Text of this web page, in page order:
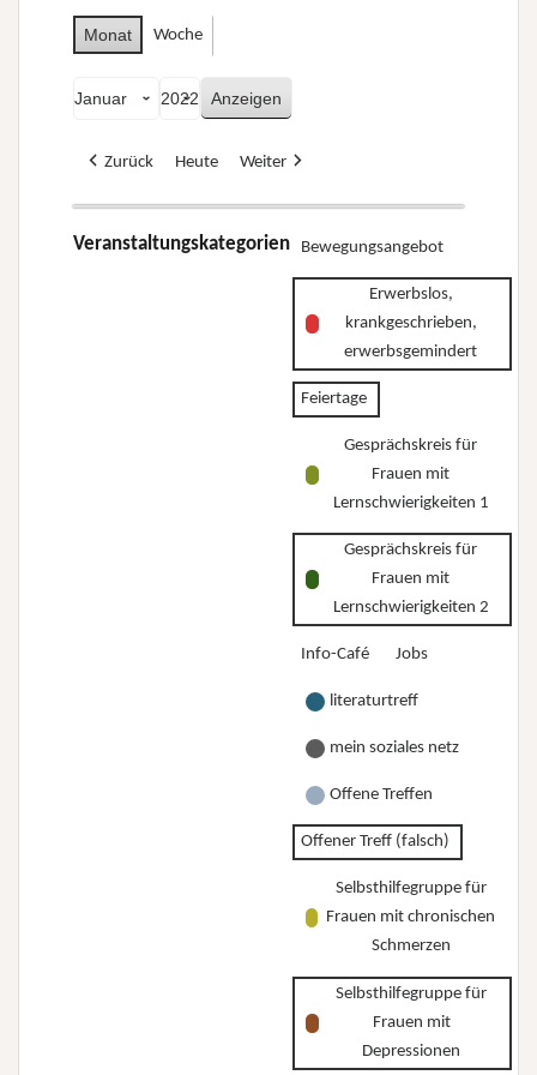
Monat Woche
Zurück Heute Weiter
Veranstaltungskategorien Bewegungsangebot
Erwerbslos,
krankgeschrieben,
erwerbsgemindert
Feiertage
Gesprächskreis für
Frauen mit
Lernschwierigkeiten 1
Gesprächskreis für
Frauen mit
Lernschwierigkeiten 2
Info-Café Jobs
literaturtreff
mein soziales netz
Offene Treffen
Offener Treff (falsch)
Selbsthilfegruppe für
Frauen mit chronischen
Schmerzen
Selbsthilfegruppe für
Frauen mit
Depressionen